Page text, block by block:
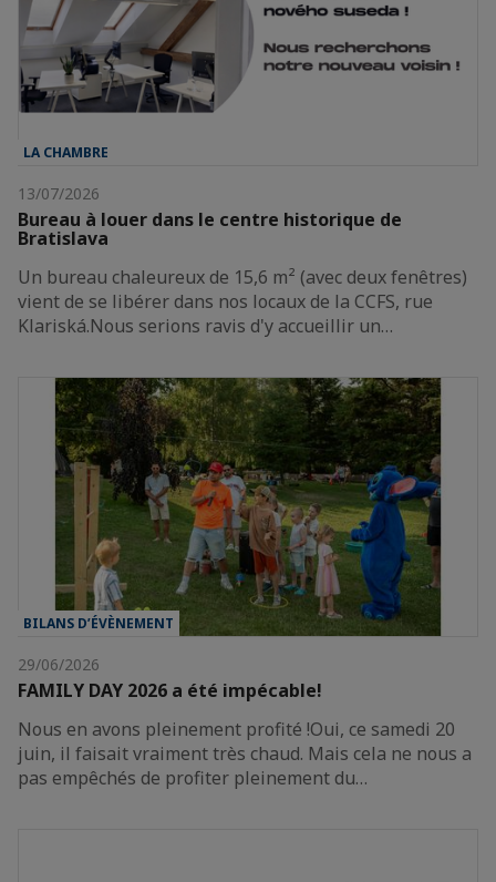
LA CHAMBRE
13/07/2026
Bureau à louer dans le centre historique de
Bratislava
Un bureau chaleureux de 15,6 m² (avec deux fenêtres)
vient de se libérer dans nos locaux de la CCFS, rue
Klariská.Nous serions ravis d'y accueillir un…
BILANS D’ÉVÈNEMENT
29/06/2026
FAMILY DAY 2026 a été impécable!
Nous en avons pleinement profité !Oui, ce samedi 20
juin, il faisait vraiment très chaud. Mais cela ne nous a
pas empêchés de profiter pleinement du…